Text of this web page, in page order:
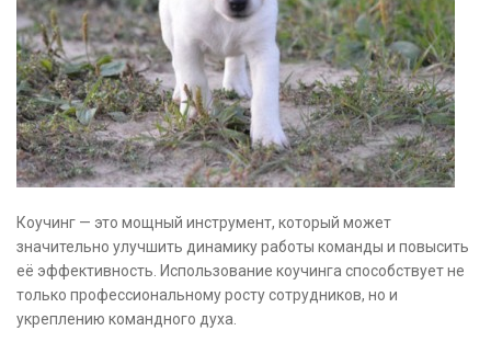
Коучинг — это мощный инструмент, который может
значительно улучшить динамику работы команды и повысить
её эффективность. Использование коучинга способствует не
только профессиональному росту сотрудников, но и
укреплению командного духа.